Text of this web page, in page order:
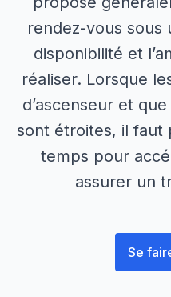
rendez-vous sous
disponibilité et
réaliser. Lorsque
d’ascenseur et
sont étroites, il faut
temps pour
assurer un
Se